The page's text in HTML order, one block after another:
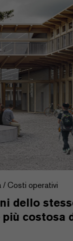
/ Costi operativi
dello
costosa